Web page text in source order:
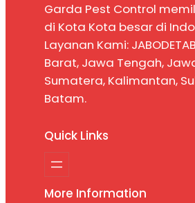
Garda Pest Control
di Kota Kota besar di
Layanan Kami:
Barat, Jawa Tengah,
Sumatera, Kalimantan,
Batam.
Quick Links
More Information